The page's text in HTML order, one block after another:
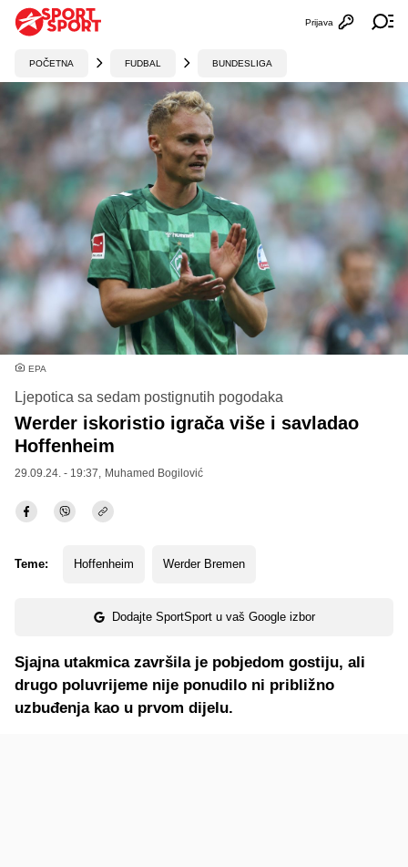
Otvori
Prijava
POČETNA FUDBAL BUNDESLIGA
EPA
Ljepotica sa sedam postignutih pogodaka
Werder iskoristio igrača više i savladao
Hoffenheim
29.09.24. - 19:37, Muhamed Bogilović
Teme: Hoffenheim Werder Bremen
Dodajte SportSport u vaš Google izbor
Sjajna utakmica završila je pobjedom gostiju, ali
drugo poluvrijeme nije ponudilo ni približno
uzbuđenja kao u prvom dijelu.